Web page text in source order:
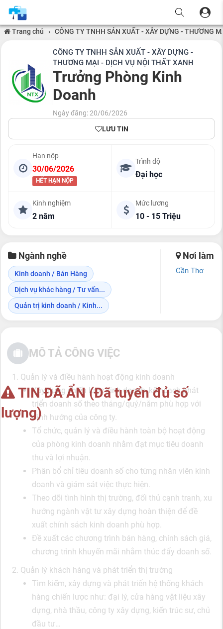
Trang chủ › CÔNG TY TNHH SẢN XUẤT - XÂY DỰNG - THƯƠNG
CÔNG TY TNHH SẢN XUẤT - XÂY DỰNG -
THƯƠNG MẠI - DỊCH VỤ NỘI THẤT XANH
Trưởng Phòng Kinh
Doanh
Ngày đăng: 20/06/2026
LƯU TIN
Hạn nộp
30/06/2026
HẾT HẠN NỘP
Trình độ
Đại học
Kinh nghiệm
2 năm
Mức lương
10 - 15 Triệu
Ngành nghề
Kinh doanh / Bán Hàng
Dịch vụ khác hàng / Tư vấn...
Quản trị kinh doanh / Kinh...
Nơi làm
Cần Thơ
TIN ĐÃ ẨN (Đã tuyển đủ số
lượng)
MÔ TẢ CÔNG VIỆC
1. Quản lý và điều hành hoạt động kinh doanh
Xây dựng chiến lược kinh doanh, kế hoạch phát
triển doanh số theo tháng/quý/năm phù hợp với
định hướng của công ty.
Tổ chức, quản lý và điều hành toàn bộ hoạt động
của phòng kinh doanh nhằm đạt mục tiêu doanh
thu và lợi nhuận.
Phân bổ chỉ tiêu doanh số cho từng nhân viên kinh
doanh và giám sát việc thực hiện.
Theo dõi tình hình thị trường, đối thủ cạnh tranh, xu
hướng ngành vật tư xây dựng hoàn thiện để đề
xuất chính sách kinh doanh phù hợp.
Đề xuất các chương trình bán hàng, chính sách giá,
chương trình khuyến mãi nhằm thúc đẩy doanh số.
2. Quản lý khách hàng và phát triển thị trường
Tìm kiếm, xây dựng và phát triển hệ thống khách
hàng chiến lược như: đại lý, cửa hàng vật liệu xây
dựng, nhà thầu, công ty xây dựng, kiến trúc sư, chủ
đầu tư…